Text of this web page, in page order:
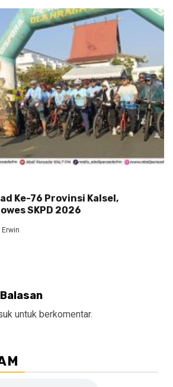
Ke-76 Provinsi Kalsel,
SKPD 2026
Erwin
untuk berkomentar.